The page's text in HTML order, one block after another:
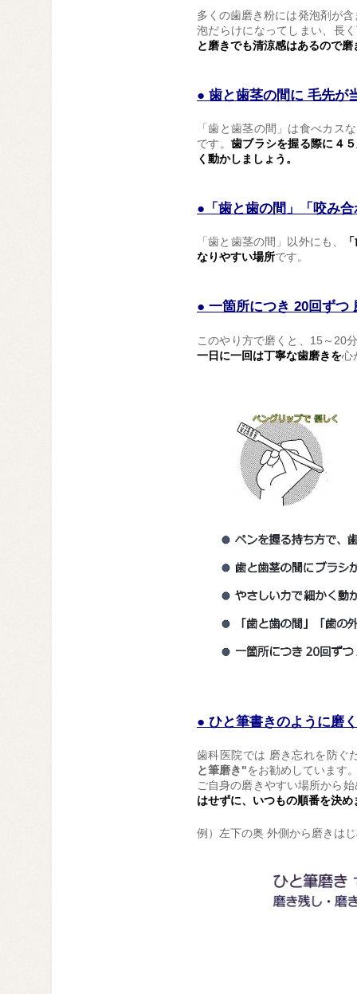
多くの歯磨き粉には発泡剤が
泡だらけになってしまい、長
と磨きでも清涼感はあるので磨
● 歯と歯茎の間に 毛先が
「歯と歯茎の間」は食べカス
です。 歯ブラシを握る際に４
く動かしましょう。
●「歯と歯の間」「咬み
「歯と歯茎の間」以外にも、
なりやすい場所です。
● 一箇所につき 20回ずつ
このやり方で磨くと、15～20
一日に一回は丁寧な歯磨きを心
● ひと筆書きのように磨く
歯科医院では 磨き忘れを防ぐ
と筆磨き"をお勧めしています
ご自身の磨きやすい場所から
はせずに、いつもの順番を決め
例）左下の奥 外側から磨きは